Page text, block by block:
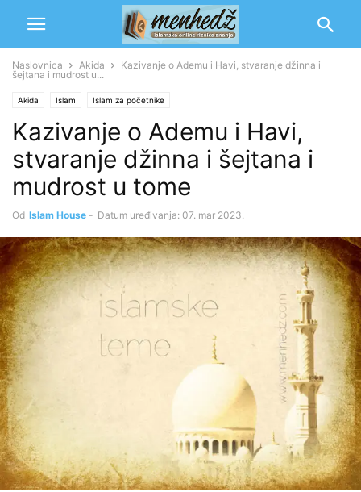
Naslovnica Akida
Kazivanje o Ademu i Havi, stvaranje džinna i
šejtana i mudrost u...
Akida Islam Islam za početnike
Kazivanje o Ademu i Havi,
stvaranje džinna i šejtana i
mudrost u tome
Od Islam House - Datum uređivanja: 07. mar 2023.